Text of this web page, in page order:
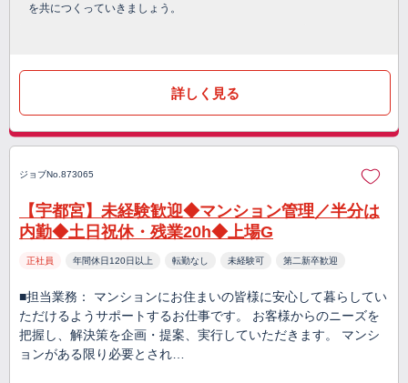
を共につくっていきましょう。
詳しく見る
ジョブNo.873065
【宇都宮】未経験歓迎◆マンション管理／半分は
内勤◆土日祝休・残業20h◆上場G
正社員 年間休日120日以上 転勤なし 未経験可 第二新卒歓迎
■担当業務： マンションにお住まいの皆様に安心して暮らしてい
ただけるようサポートするお仕事です。 お客様からのニーズを
把握し、解決策を企画・提案、実行していただきます。 マンシ
ョンがある限り必要とされ…